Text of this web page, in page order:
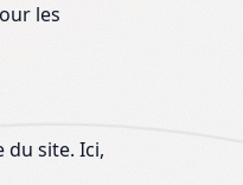
les
site. Ici,